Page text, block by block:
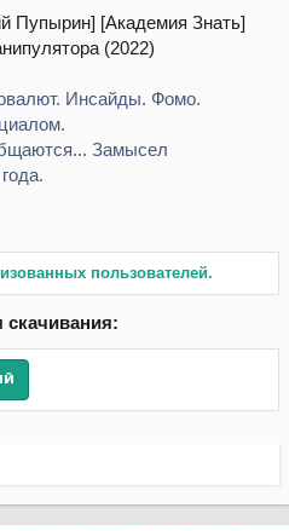
Инсайды. Фомо.
Замысел
пользователей.